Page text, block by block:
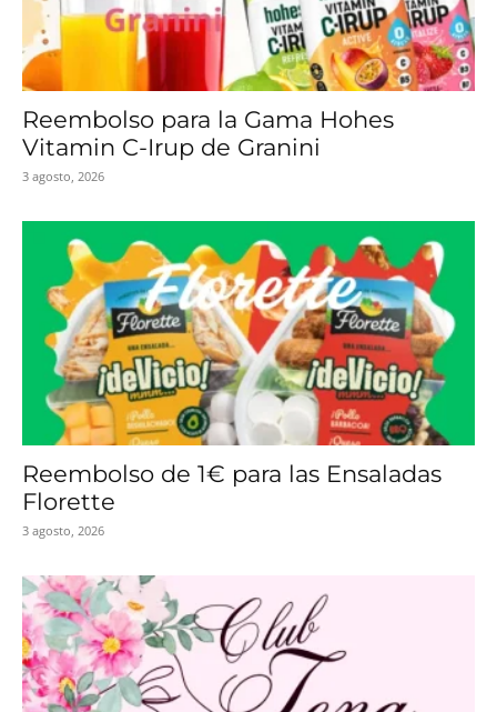
Reembolso para la Gama Hohes
Vitamin C-Irup de Granini
3 agosto, 2026
Reembolso de 1€ para las Ensaladas
Florette
3 agosto, 2026